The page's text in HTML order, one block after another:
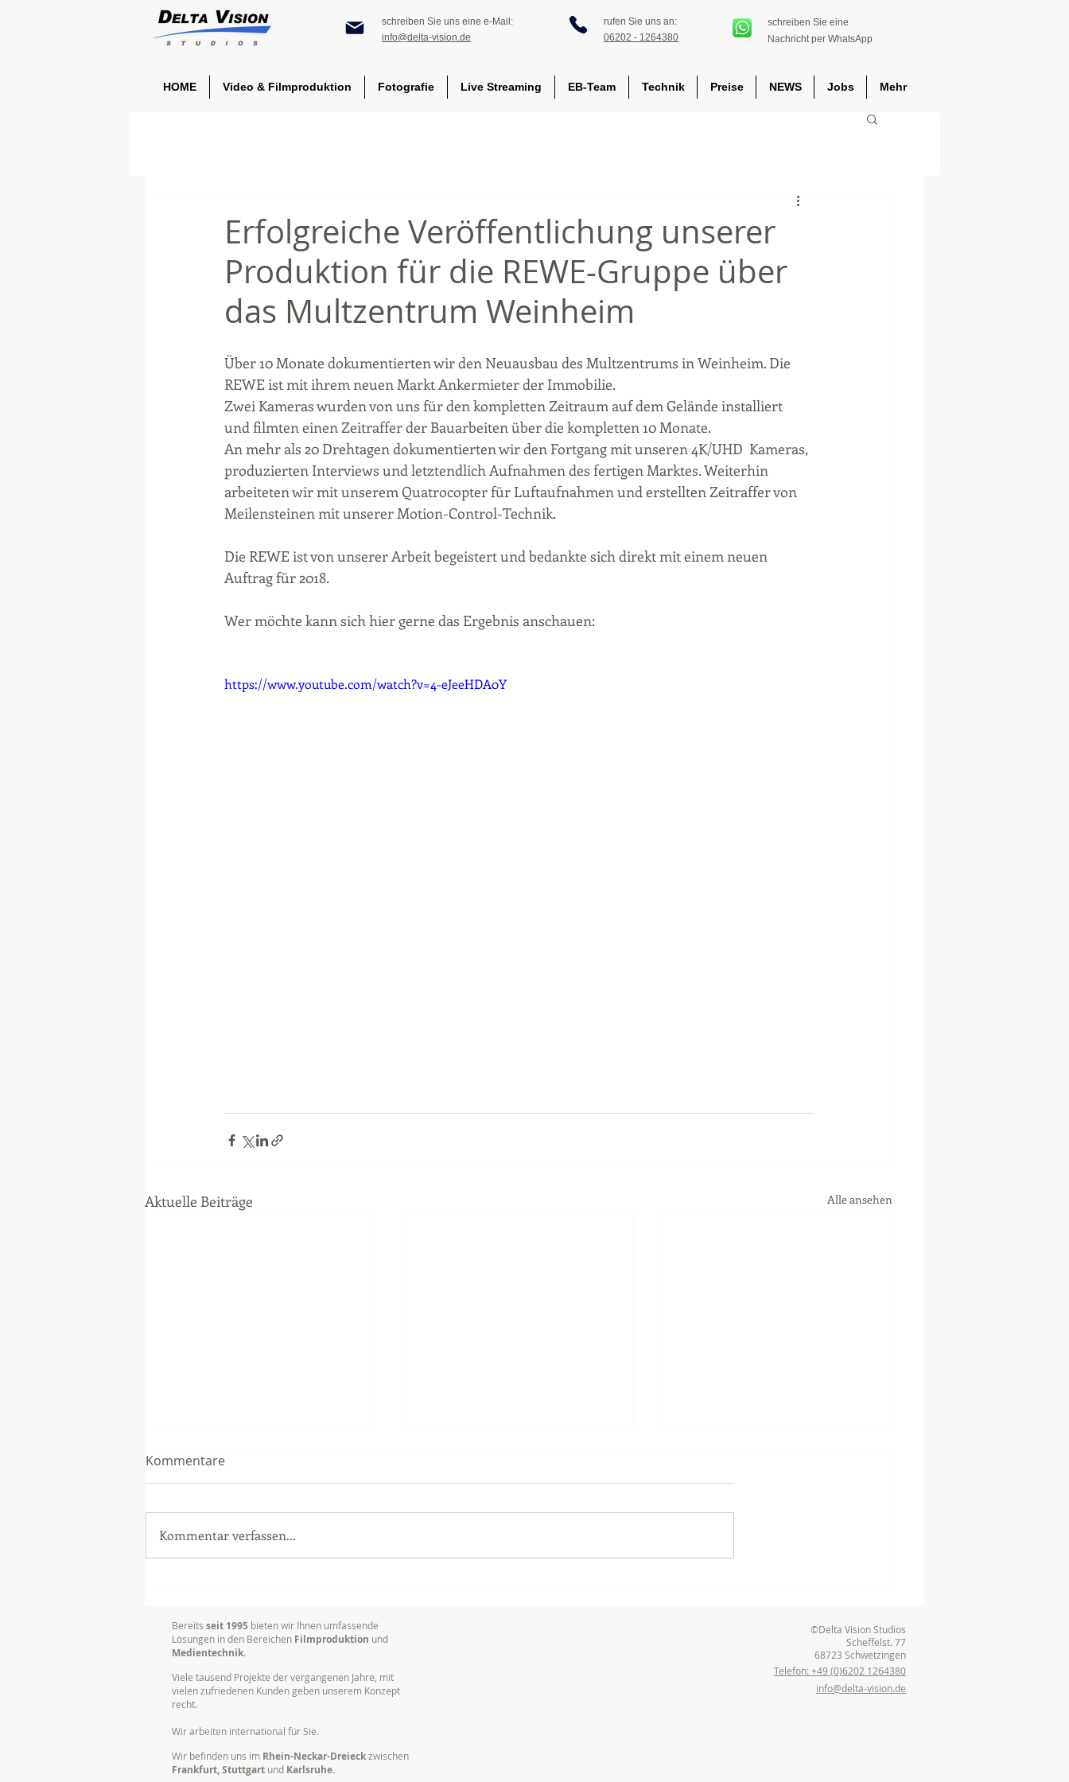
schreiben Sie uns eine e-Mail:
info@delta-vision.de
rufen Sie uns an:
06202 - 1264380
schreiben Sie eine
Nachricht per WhatsApp
HOME Video & Filmproduktion Fotografie Live Streaming EB-Team Technik Preise NEWS Jobs Mehr
Erfolgreiche Veröffentlichung unserer
Produktion für die REWE-Gruppe über
das Multzentrum Weinheim
Über 10 Monate dokumentierten wir den Neuausbau des Multzentrums in Weinheim. Die
REWE ist mit ihrem neuen Markt Ankermieter der Immobilie.
Zwei Kameras wurden von uns für den kompletten Zeitraum auf dem Gelände installiert
und filmten einen Zeitraffer der Bauarbeiten über die kompletten 10 Monate.
An mehr als 20 Drehtagen dokumentierten wir den Fortgang mit unseren 4K/UHD  Kameras,
produzierten Interviews und letztendlich Aufnahmen des fertigen Marktes. Weiterhin
arbeiteten wir mit unserem Quatrocopter für Luftaufnahmen und erstellten Zeitraffer von
Meilensteinen mit unserer Motion-Control-Technik.
Die REWE ist von unserer Arbeit begeistert und bedankte sich direkt mit einem neuen
Auftrag für 2018.
Wer möchte kann sich hier gerne das Ergebnis anschauen:
https://www.youtube.com/watch?v=4-eJeeHDA0Y
Aktuelle Beiträge Alle ansehen
durch bewegte Bilder
Von der Idee zum Film
Kommentare
Kommentar verfassen...
Bereits seit 1995 bieten wir Ihnen umfassende
Lösungen in den Bereichen Filmproduktion und
Medientechnik.
Viele tausend Projekte der vergangenen Jahre, mit
vielen zufriedenen Kunden geben unserem Konzept
recht.
Wir arbeiten international für Sie.
Wir befinden uns im Rhein-Neckar-Dreieckzwischen
Frankfurt, Stuttgart und Karlsruhe.
©Delta Vision Studios
Scheffelst. 77
68723 Schwetzingen
Telefon: +49 (0)6202 1264380
info@delta-vision.de